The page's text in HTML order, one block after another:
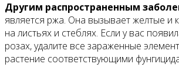
Другим распространенным
является ржа. Она вызывает желтые и
на листьях и стеблях. Если у вас
розах, удалите все зараженные
растение соответствующими